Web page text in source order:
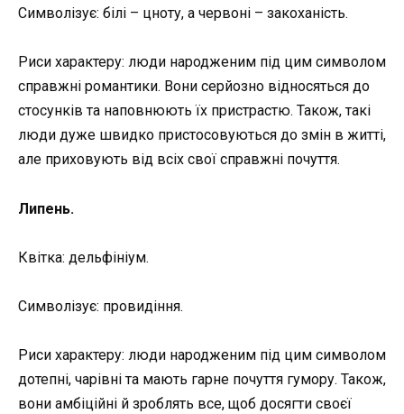
Символізує: білі – цноту, а червоні – закоханість.
Риси характеру: люди народженим під цим символом
справжні романтики. Вони серйозно відносяться до
стосунків та наповнюють їх пристрастю. Також, такі
люди дуже швидко пристосовуються до змін в житті,
але приховують від всіх свої справжні почуття.
Липень.
Квітка: дельфініум.
Символізує: провидіння.
Риси характеру: люди народженим під цим символом
дотепні, чарівні та мають гарне почуття гумору. Також,
вони амбіційні й зроблять все, щоб досягти своєї